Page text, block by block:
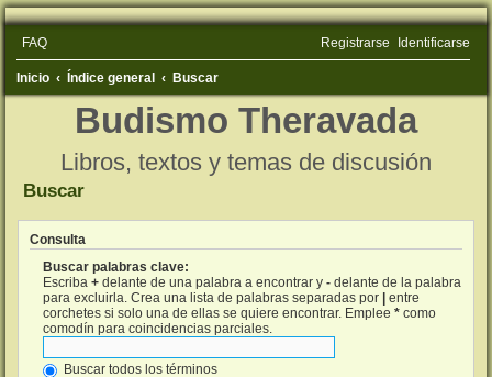
FAQ Identificarse
Registrarse
Inicio Índice general Buscar
Budismo Theravada
Libros, textos y temas de discusión
Buscar
Consulta
Buscar palabras clave:
Escriba + delante de una palabra a encontrar y - delante de la palabra
para excluirla. Crea una lista de palabras separadas por
entre
corchetes si solo una de ellas se quiere encontrar. Emplee * como
comodín para coincidencias parciales.
Buscar todos los términos